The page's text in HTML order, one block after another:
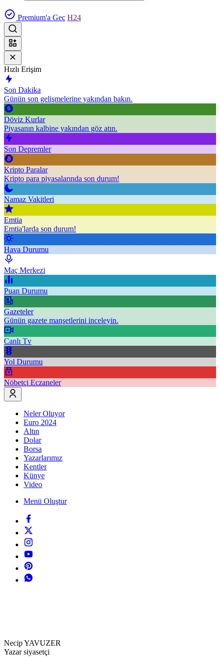
Premium'a Geç H24
Hızlı Erişim
Son Dakika
Günün son gelişmelerine yakından bakın.
Döviz Kurlar
Piyasanın kalbine yakından göz atın.
Son Depremler
Kripto Paralar
Kripto para piyasalarında son durum!
Namaz Vakitleri
Emtia
Emtia'larda son durum!
Hava Durumu
Maç Merkezi
Puan Durumu
Gazeteler
Günün gazete manşetlerini inceleyin.
Canlı Tv
Yol Durumu
Nöbetçi Eczaneler
Neler Oluyor
Euro 2024
Altın
Dolar
Borsa
Yazarlarımız
Kentler
Künye
Video
Menü Oluştur
Necip YAVUZER
Yazar siyasetçi